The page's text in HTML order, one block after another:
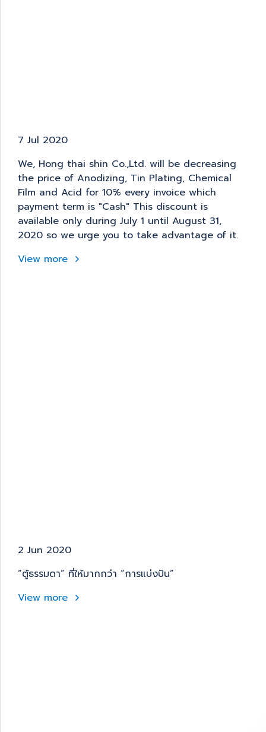
7 Jul 2020
We, Hong thai shin Co.,Ltd. will be decreasing
the price of Anodizing, Tin Plating, Chemical
Film and Acid for 10% every invoice which
payment term is "Cash" This discount is
available only during July 1 until August 31,
2020 so we urge you to take advantage of it.
View more
2 Jun 2020
“ตู้ธรรมดา” ที่ให้มากกว่า “การแบ่งปัน”
View more